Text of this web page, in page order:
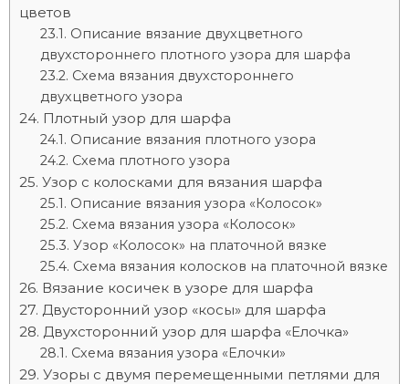
цветов
Описание вязание двухцветного
двухстороннего плотного узора для шарфа
Схема вязания двухстороннего
двухцветного узора
Плотный узор для шарфа
Описание вязания плотного узора
Схема плотного узора
Узор с колосками для вязания шарфа
Описание вязания узора «Колосок»
Схема вязания узора «Колосок»
Узор «Колосок» на платочной вязке
Схема вязания колосков на платочной вязке
Вязание косичек в узоре для шарфа
Двусторонний узор «косы» для шарфа
Двухсторонний узор для шарфа «Елочка»
Схема вязания узора «Елочки»
Узоры с двумя перемещенными петлями для